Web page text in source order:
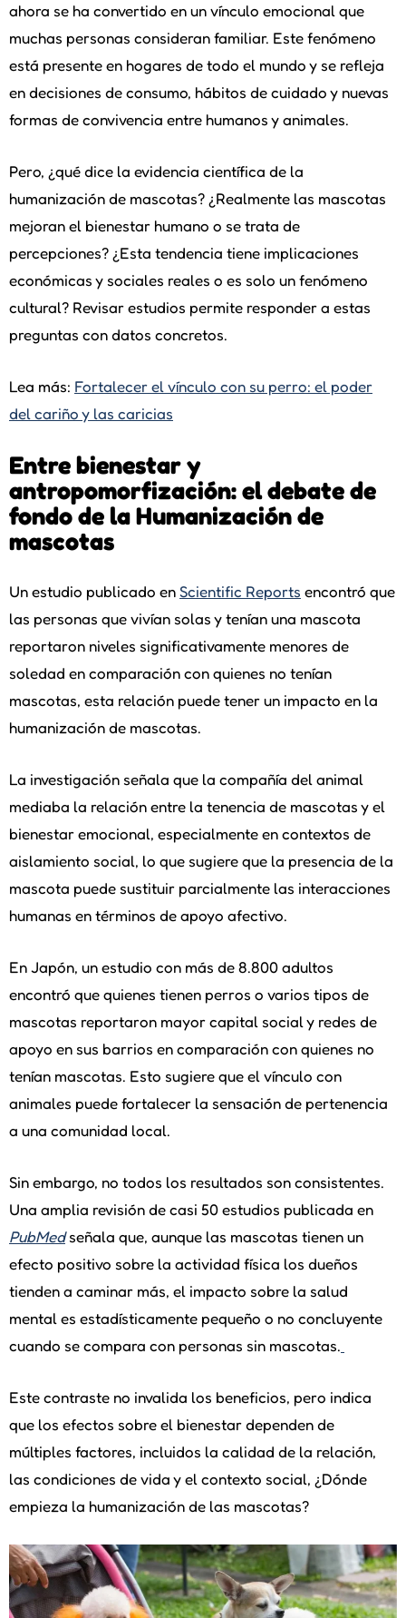
ahora se ha convertido en un vínculo emocional que
muchas personas consideran familiar. Este fenómeno
está presente en hogares de todo el mundo y se refleja
en decisiones de consumo, hábitos de cuidado y nuevas
formas de convivencia entre humanos y animales.
Pero, ¿qué dice la evidencia científica de la
humanización de mascotas? ¿Realmente las mascotas
mejoran el bienestar humano o se trata de
percepciones? ¿Esta tendencia tiene implicaciones
económicas y sociales reales o es solo un fenómeno
cultural? Revisar estudios permite responder a estas
preguntas con datos concretos.
Lea más: Fortalecer el vínculo con su perro: el poder
del cariño y las caricias
Entre bienestar y
antropomorfización: el debate de
fondo de la Humanización de
mascotas
Un estudio publicado en Scientific Reports encontró que
las personas que vivían solas y tenían una mascota
reportaron niveles significativamente menores de
soledad en comparación con quienes no tenían
mascotas, esta relación puede tener un impacto en la
humanización de mascotas.
La investigación señala que la compañía del animal
mediaba la relación entre la tenencia de mascotas y el
bienestar emocional, especialmente en contextos de
aislamiento social, lo que sugiere que la presencia de la
mascota puede sustituir parcialmente las interacciones
humanas en términos de apoyo afectivo.
En Japón, un estudio con más de 8.800 adultos
encontró que quienes tienen perros o varios tipos de
mascotas reportaron mayor capital social y redes de
apoyo en sus barrios en comparación con quienes no
tenían mascotas. Esto sugiere que el vínculo con
animales puede fortalecer la sensación de pertenencia
a una comunidad local.
Sin embargo, no todos los resultados son consistentes.
Una amplia revisión de casi 50 estudios publicada en
PubMedseñala que, aunque las mascotas tienen un
efecto positivo sobre la actividad física los dueños
tienden a caminar más, el impacto sobre la salud
mental es estadísticamente pequeño o no concluyente
cuando se compara con personas sin mascotas.
Este contraste no invalida los beneficios, pero indica
que los efectos sobre el bienestar dependen de
múltiples factores, incluidos la calidad de la relación,
las condiciones de vida y el contexto social, ¿Dónde
empieza la humanización de las mascotas?